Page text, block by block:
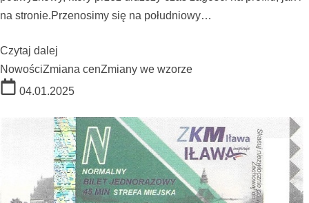
na stronie.Przenosimy się na południowy…
Czytaj dalej
NowościZmiana cenZmiany we wzorze
04.01.2025